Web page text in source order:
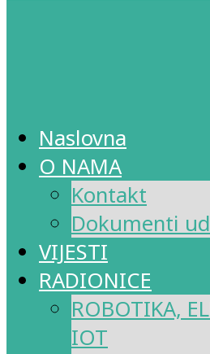
Naslovna
O NAMA
Kontakt
Dokumenti
VIJESTI
RADIONICE
ROBOTIKA,
IOT